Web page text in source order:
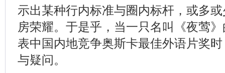
示出某种行内标准与圈内标杆，或多
房荣耀。于是乎，当一只名叫《夜莺
表中国内地竞争奥斯卡最佳外语片奖
与疑问。